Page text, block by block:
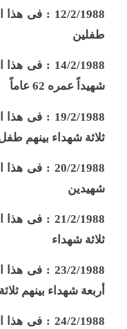
12/2/1988 :
فى هذا
طفلين
14/2/1988 :
فى هذا
شهيداً عمره 62 عاماً
19/2/1988 :
فى هذا
ثلاثة شهداء بينهم
20/2/1988 :
فى هذا
شهيدين
21/2/1988 :
فى هذا
ثلاثة شهداء
23/2/1988 :
فى هذا
أربعة شهداء بينهم
24/2/1988 :
فى هذا